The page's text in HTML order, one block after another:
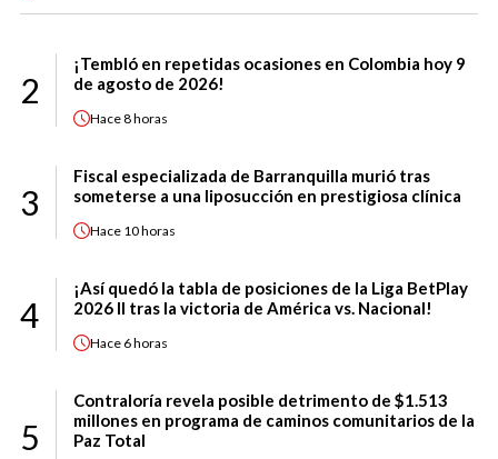
2
¡Tembló en repetidas ocasiones en Colombia hoy 9
de agosto de 2026!
Hace8 horas
3
Fiscal especializada de Barranquilla murió tras
someterse a una liposucción en prestigiosa clínica
Hace 10 horas
4
¡Así quedó la tabla de posiciones de la Liga BetPlay
2026 II tras la victoria de América vs. Nacional!
Hace 6 horas
5
Contraloría revela posible detrimento de $1.513
millones en programa de caminos comunitarios de la
Paz Total